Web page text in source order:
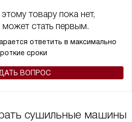
товару пока нет,
стать первым.
ответить в максимально
сроки
ВОПРОС
сушильные машины